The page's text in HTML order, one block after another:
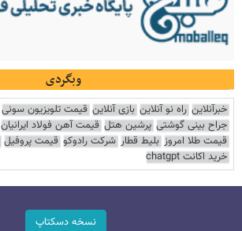
وبگردی
خبرآنلاین راه نو آنلاین بازی آنلاین قیمت تلویزیون سونی
جراح بینی گوشتی پرشین هتل قیمت آهن فولاد ایرانیان
قیمت طلا امروز بلیط قطار شرکت رادوکو قیمت پروفیل
خرید اکانت chatgpt
نسخه دسکتاپ